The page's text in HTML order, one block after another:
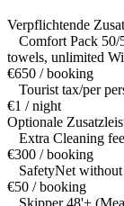
Verpflichtende
Comfort Pack 50/
towels, unlimited
€650 / booking
Tourist tax/per
€1 / night
Optionale
Extra Cleaning fee
€300 / booking
SafetyNet
€50 / booking